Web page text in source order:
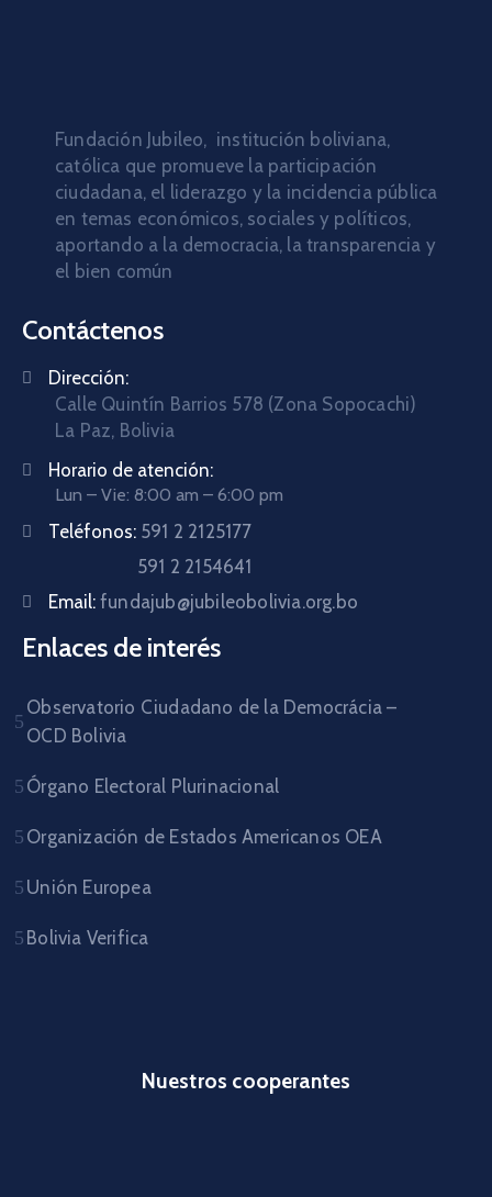
Fundación Jubileo, institución boliviana,
católica que promueve la participación
ciudadana, el liderazgo y la incidencia pública
en temas económicos, sociales y políticos,
aportando a la democracia, la transparencia y
el bien común
Contáctenos
Dirección:
Calle Quintín Barrios 578 (Zona Sopocachi)
La Paz, Bolivia
Horario de atención:
Lun – Vie: 8:00 am – 6:00 pm
Teléfonos: 591 2 2125177
591 2 2154641
Email: fundajub@jubileobolivia.org.bo
Enlaces de interés
Observatorio Ciudadano de la Democrácia –
OCD Bolivia
Órgano Electoral Plurinacional
Organización de Estados Americanos OEA
Unión Europea
Bolivia Verifica
Nuestros cooperantes